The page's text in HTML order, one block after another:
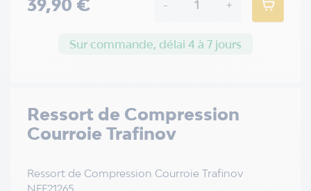
Ressort de Compression
Courroie Trafinov
Ressort de Compression Courroie Trafinov
NFF21265
39,90 € - +
Sur commande, délai 4 à 7 jours